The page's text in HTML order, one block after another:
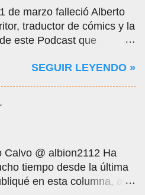
de marzo falleció Alberto
traductor de cómics y la
este Podcast que
foto que ven es una selfie
justo antes de que
pandemia por el Covid-
mostrarme muchos
ciudad y ayudarme a
para visitar la Mole,
SEGUIR LEYENDO »
Calvo @ albion2112 Ha
tiempo desde la última
en esta columna, así